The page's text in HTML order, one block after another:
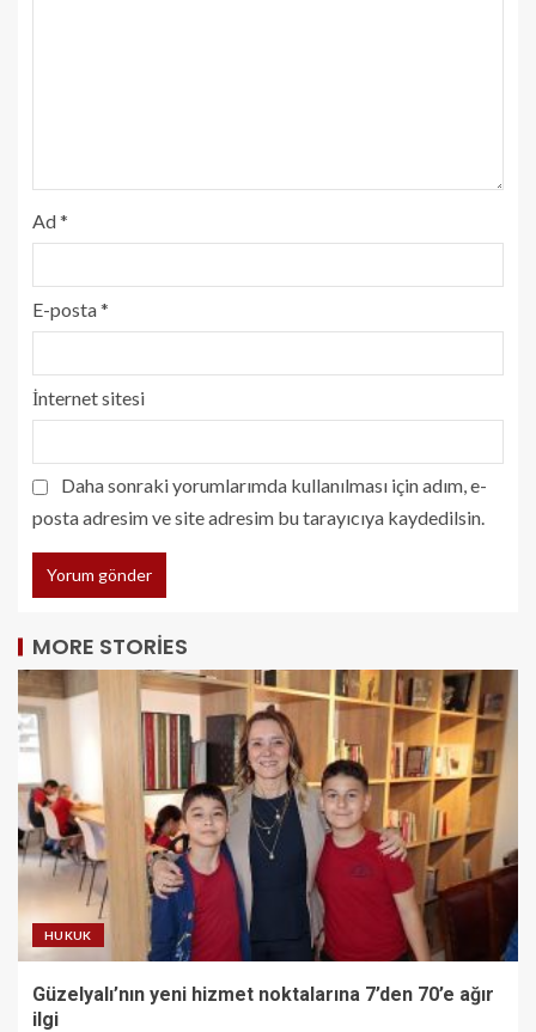
Ad*
E-posta*
İnternet sitesi
Daha sonraki yorumlarımda kullanılması için adım, e-
posta adresim ve site adresim bu tarayıcıya kaydedilsin.
MORE STORIES
HUKUK
Güzelyalı’nın yeni hizmet noktalarına 7’den 70’e ağır
ilgi